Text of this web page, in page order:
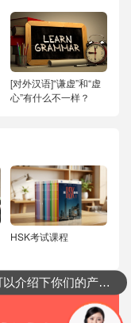
[对外汉语]“谦虚”和“虚
心”有什么不一样？
HSK考试课程
可以介绍下你们的产品么？